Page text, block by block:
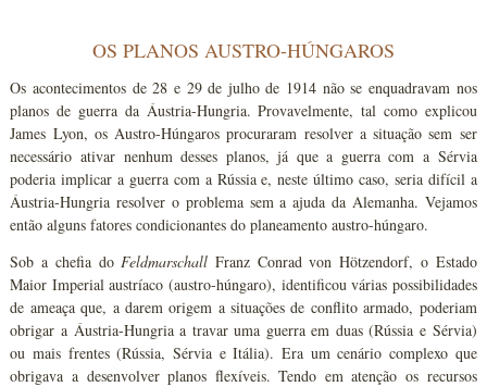
OS PLANOS AUSTRO-HÚNGAROS
Os acontecimentos de 28 e 29 de julho de 1914 não se enquadravam nos
planos de guerra da Áustria-Hungria. Provavelmente, tal como explicou
James Lyon, os Austro-Húngaros procuraram resolver a situação sem ser
necessário ativar nenhum desses planos, já que a guerra com a Sérvia
poderia implicar a guerra com a Rússia e, neste último caso, seria difícil a
Áustria-Hungria resolver o problema sem a ajuda da Alemanha. Vejamos
então alguns fatores condicionantes do planeamento austro-húngaro.
Sob a chefia doFeldmarschall Franz Conrad von Hötzendorf, o Estado
Maior Imperial austríaco (austro-húngaro), identificou várias possibilidades
de ameaça que, a darem origem a situações de conflito armado, poderiam
obrigar a Áustria-Hungria a travar uma guerra em duas (Rússia e Sérvia)
ou mais frentes (Rússia, Sérvia e Itália). Era um cenário complexo que
obrigava a desenvolver planos flexíveis. Tendo em atenção os recursos